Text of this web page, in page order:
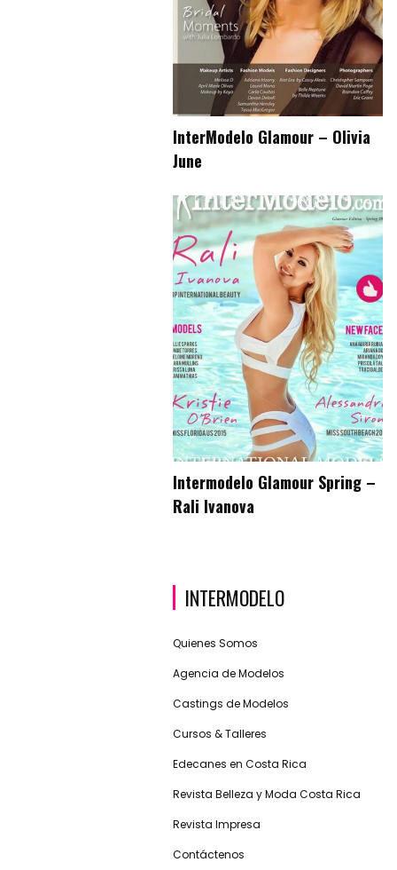
InterModelo Glamour – Olivia
June
Intermodelo Glamour Spring –
Rali Ivanova
INTERMODELO
Quienes Somos
Agencia de Modelos
Castings de Modelos
Cursos & Talleres
Edecanes en Costa Rica
Revista Belleza y Moda Costa Rica
Revista Impresa
Contáctenos